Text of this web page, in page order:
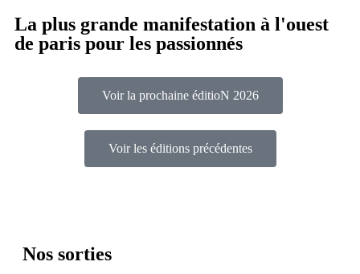
La plus grande manifestation à l'ouest
de paris pour les passionnés
Voir la prochaine éditioN 2026
Voir les éditions précédentes
Nos sorties